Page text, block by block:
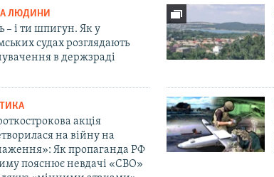
ЛЮДИНИ
– і ти шпигун. Як у
судах розглядають
в держзраді
акція
на війну на
Як пропаганда РФ
пояснює невдачі «СВО»